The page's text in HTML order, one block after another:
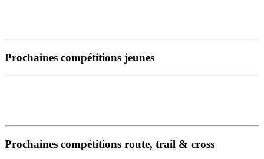
Prochaines compétitions jeunes
Prochaines compétitions route, trail & cross